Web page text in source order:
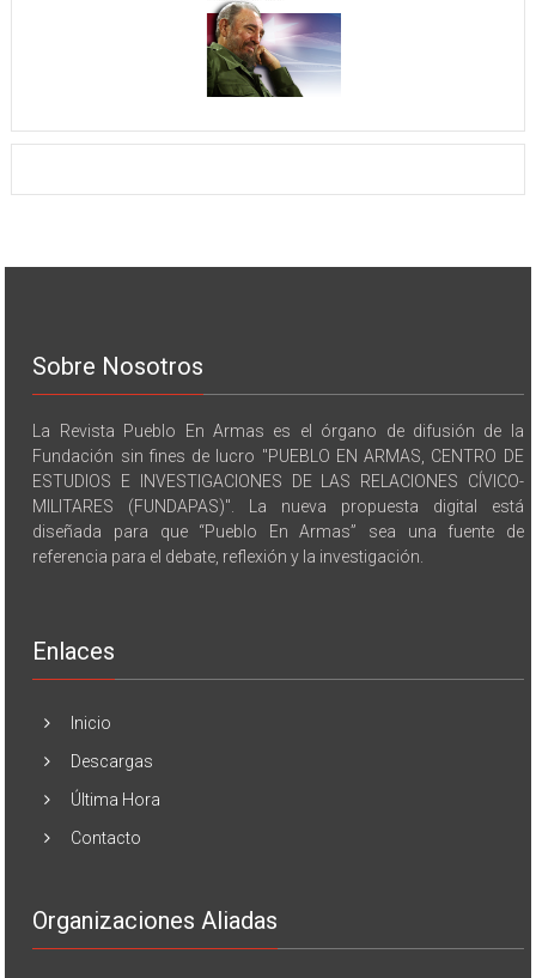
Sobre Nosotros
La Revista Pueblo En Armas es el órgano de difusión de la
Fundación sin fines de lucro "PUEBLO EN ARMAS, CENTRO DE
ESTUDIOS E INVESTIGACIONES DE LAS RELACIONES CÍVICO-
MILITARES (FUNDAPAS)". La nueva propuesta digital está
diseñada para que “Pueblo En Armas” sea una fuente de
referencia para el debate, reflexión y la investigación.
Enlaces
Inicio
Descargas
Última Hora
Contacto
Organizaciones Aliadas